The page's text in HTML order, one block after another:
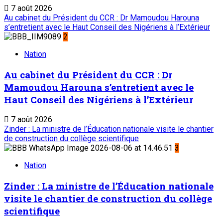
7 août 2026
Au cabinet du Président du CCR : Dr Mamoudou Harouna
s’entretient avec le Haut Conseil des Nigériens à l’Extérieur
2
Nation
Au cabinet du Président du CCR : Dr
Mamoudou Harouna s’entretient avec le
Haut Conseil des Nigériens à l’Extérieur
7 août 2026
Zinder : La ministre de l’Éducation nationale visite le chantier
de construction du collège scientifique
3
Nation
Zinder : La ministre de l’Éducation nationale
visite le chantier de construction du collège
scientifique